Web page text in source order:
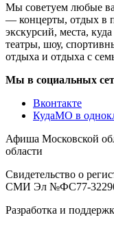
Мы советуем любые
— концерты, отдых в
экскурсий, места,
театры, шоу,
отдыха и отдыха с
Мы в социальных
Вконтакте
КудаМО в
Афиша Московской
области
Свидетельство о
СМИ Эл №ФС77-
Разработка и